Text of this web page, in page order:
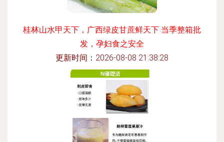
桂林山水甲天下，广西绿皮甘蔗鲜天下 当季整箱批
发，孕妇食之安全
更新时间：2026-08-08 21:38:28